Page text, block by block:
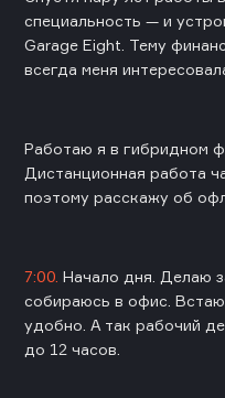
специальность — и
Garage Eight. Тему
всегда меня
Работаю я в гибридном
Дистанционная работа
поэтому расскажу об
7:00. Начало дня. Делаю
собираюсь в офис.
удобно. А так рабочий
до 12 часов.